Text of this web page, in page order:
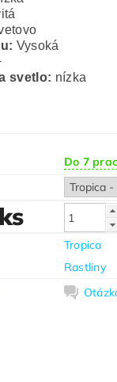
Vysoká
svetlo: nízka
Do 7
Tropica
Rastliny